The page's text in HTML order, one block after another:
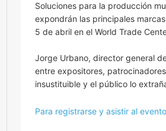
Soluciones para la producción
expondrán las principales
5 de abril en el World Trade
Jorge Urbano, director general
entre expositores,
insustituible y el público lo
Para registrarse y asistir al